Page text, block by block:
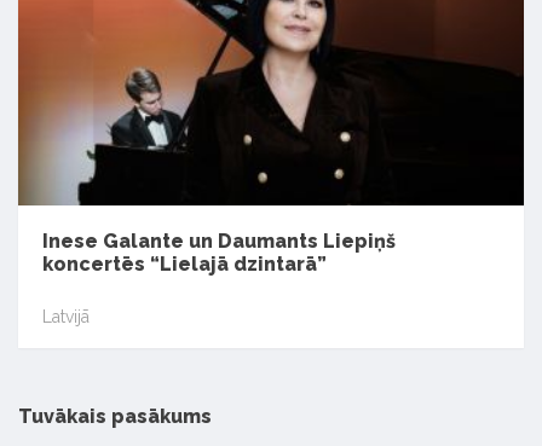
Inese Galante un Daumants Liepiņš
koncertēs “Lielajā dzintarā”
Latvijā
Tuvākais pasākums